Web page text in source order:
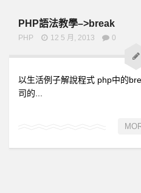
PHP語法教學–>break
PHP 12 5 月, 2013 0
以生活例子解說程式 php中的
司的...